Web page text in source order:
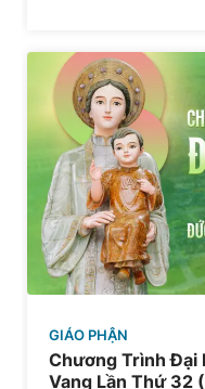
GIÁO PHẬN
Chương Trình Đại
Vang Lần Thứ 32